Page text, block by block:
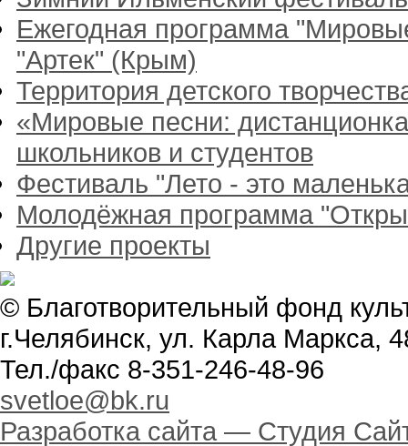
Ежегодная программа
"Артек" (Крым)
Территория детского
«Мировые песни:
школьников и студентов
Фестиваль "Лето - это
Молодёжная программа
Другие проекты
© Благотворительный фонд
г.Челябинск, ул. Карла Маркса,
Тел./факс 8-351-246-48-96
svetloe@bk.ru
Разработка сайта — Студия